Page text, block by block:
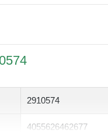
2910574
4055626462677